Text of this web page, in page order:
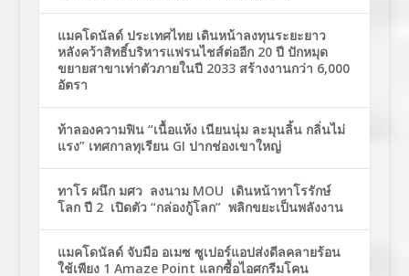
แมคโดนัลด์ ประเทศไทย เดินหน้าลงทุนระยะยาว
หลังคว้าสิทธิ์บริหารแฟรนไชส์ต่ออีก 20 ปี ปักหมุด
ขยายสาขาเท่าตัวภายในปี 2033 สร้างงานกว่า 6,000
อัตรา
ท้าลองความฟิน “เนื้อแห้ง เนียนนุ่ม ละมุนลิ้น กลิ่นไม่
แรง” เทศกาลทุเรียน GI ปากช่องเขาใหญ่
ทาโร ผนึก มศว ลงนาม MOU เดินหน้าทาโรรักษ์
โลก ปี 2 เปิดตัว “กล่องกู้โลก” พลิกขยะเป็นพลังงาน
แมคโดนัลด์ จับมือ อเมซ ซูเปอร์แอปส่งดีลคลายร้อน
ใช้เพียง 1 Amaze Point แลกซื้อไอศกรีมโคน